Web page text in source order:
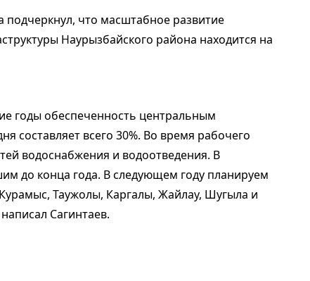
подчеркнул, что масштабное развитие
Наурызбайского района находится на
годы обеспеченность центральным
составляет всего 30%. Во время рабочего
водоснабжения и водоотведения. В
до конца года. В следующем году планируем
Таужолы, Каргалы, Жайлау, Шугыла и
Сагинтаев.